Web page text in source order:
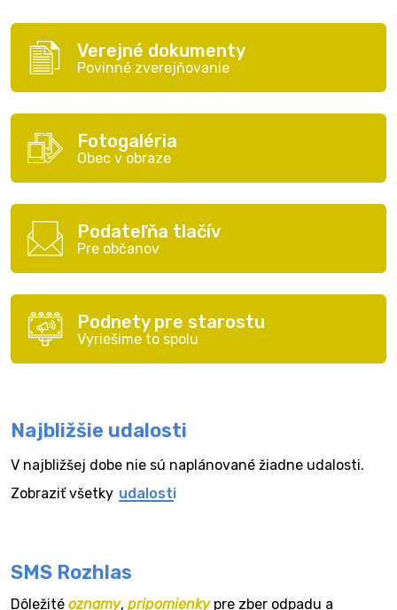
Verejné dokumenty
Povinné zverejňovanie
Fotogaléria
Obec v obraze
Podateľňa tlačív
Pre občanov
Podnety pre starostu
Vyriešime to spolu
Najbližšie udalosti
V najbližšej dobe nie sú naplánované žiadne udalosti.
Zobraziť všetky udalosti
SMS Rozhlas
Dôležité oznamy, pripomienkypre zber odpadu a